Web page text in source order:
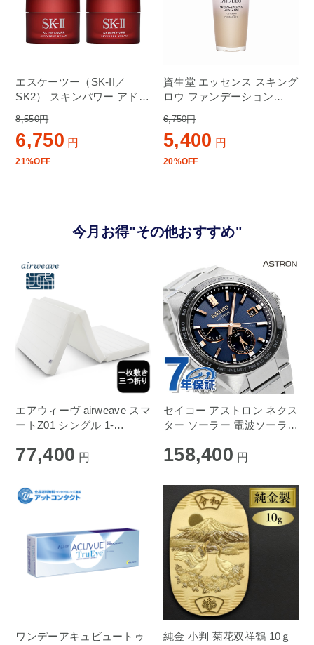
エスケーツー（SK-II／
SK2） スキンパワー アドバ
45g(15g×3）ミニサイズ3個
セット
8,550円
6,750 円
21%OFF
資生堂 エッセンス スキング
ロウ ファンデーション
6,750円
5,400 円
20%OFF
今月お得"その他おすすめ"
エアウィーヴ airweave スマ
ートZ01 シングル 1-
77,400 円
セイコー アストロン ネクス
ター ソーラー 電波ソーラー
ビー SBXY053
158,400 円
ワンデーアキュビュートゥ
純金 小判 菊花双祥鶴 10ｇ